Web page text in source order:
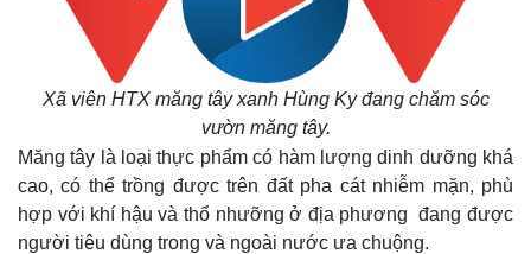
Xã viên HTX măng tây xanh Hùng Ky đang chăm sóc
vườn măng tây.
Măng tây là loại thực phẩm có hàm lượng dinh dưỡng khá
cao, có thể trồng được trên đất pha cát nhiễm mặn, phù
hợp với khí hậu và thổ nhưỡng ở địa phương đang được
người tiêu dùng trong và ngoài nước ưa chuộng.